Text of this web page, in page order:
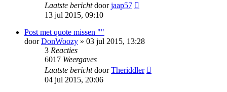
Laatste berichtdoorjaap57
13 jul 2015, 09:10
Post met quote missen ""
doorDonWoozy » 03 jul 2015, 13:28
3 Reacties
6017 Weergaves
Laatste berichtdoorTheriddler
04 jul 2015, 20:06